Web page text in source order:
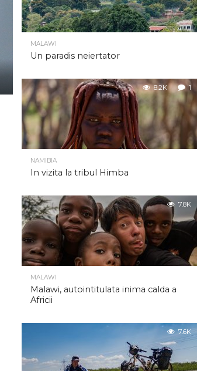
MALAWI
Un paradis neiertator
8.2K 1
NAMIBIA
In vizita la tribul Himba
7.8K
MALAWI
Malawi, autointitulata inima calda a
Africii
7.6K